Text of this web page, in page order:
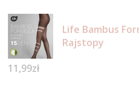
Life Bambus
Rajstopy
11,99zł